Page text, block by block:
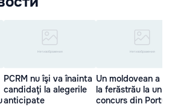
PCRM nu îşi va înainta
candidaţi la alegerile
anticipate
Un moldovean a
la ferăstrău la un
concurs din